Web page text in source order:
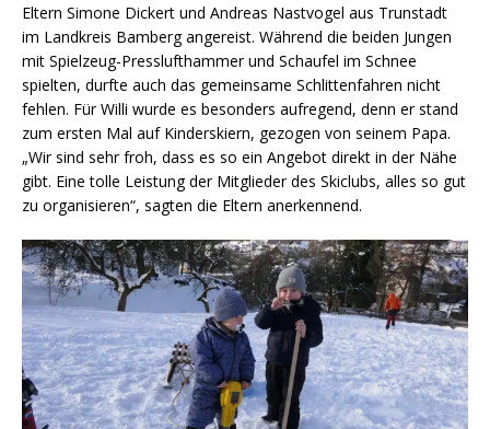
Eltern Simone Dickert und Andreas Nastvogel aus Trunstadt
im Landkreis Bamberg angereist. Während die beiden Jungen
mit Spielzeug-Presslufthammer und Schaufel im Schnee
spielten, durfte auch das gemeinsame Schlittenfahren nicht
fehlen. Für Willi wurde es besonders aufregend, denn er stand
zum ersten Mal auf Kinderskiern, gezogen von seinem Papa.
„Wir sind sehr froh, dass es so ein Angebot direkt in der Nähe
gibt. Eine tolle Leistung der Mitglieder des Skiclubs, alles so gut
zu organisieren“, sagten die Eltern anerkennend.